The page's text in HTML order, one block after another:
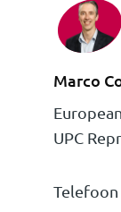
Marco
UPC
Telefoon